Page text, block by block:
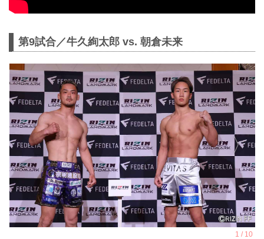
第9試合／牛久絢太郎 vs. 朝倉未来